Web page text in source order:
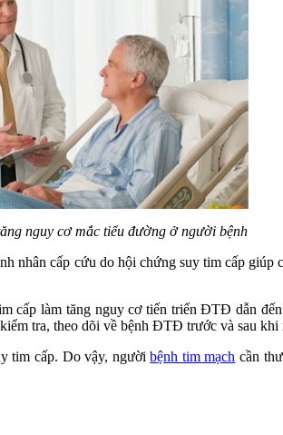
nguy cơ mắc tiểu đường ở người bệnh
nhân cấp cứu do hội chứng suy tim cấp
cấp làm tăng nguy cơ tiến triển ĐTĐ dẫn
tra, theo dõi về bệnh ĐTĐ trước và sau khi
tim cấp. Do vậy, ngườibệnh tim mạch cần